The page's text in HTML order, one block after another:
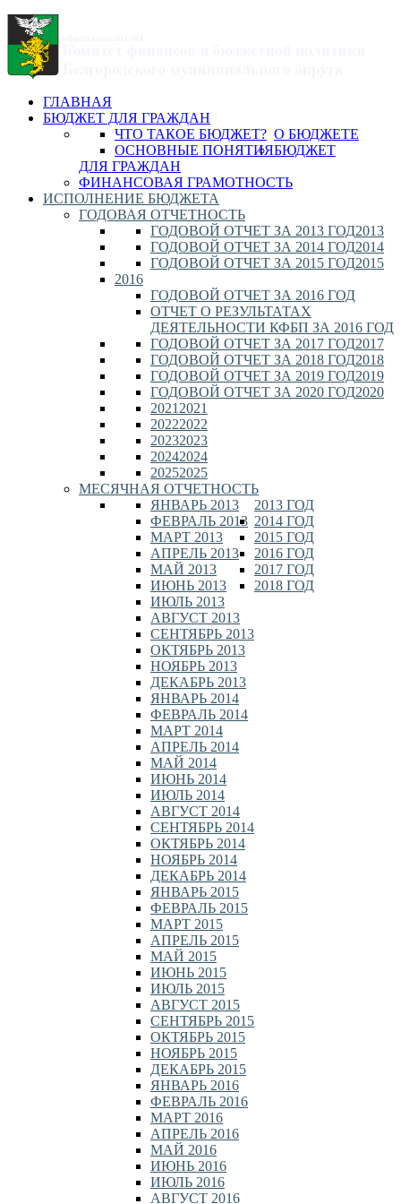
ГЛАВНАЯ
БЮДЖЕТ ДЛЯ ГРАЖДАН
О БЮДЖЕТЕ
ЧТО ТАКОЕ БЮДЖЕТ?
ОСНОВНЫЕ ПОНЯТИЯБЮДЖЕТ
ДЛЯ ГРАЖДАН
ФИНАНСОВАЯ ГРАМОТНОСТЬ
ИСПОЛНЕНИЕ БЮДЖЕТА
ГОДОВАЯ ОТЧЕТНОСТЬ
2013
ГОДОВОЙ ОТЧЕТ ЗА 2013 ГОД
2014
ГОДОВОЙ ОТЧЕТ ЗА 2014 ГОД
2015
ГОДОВОЙ ОТЧЕТ ЗА 2015 ГОД
2016
ГОДОВОЙ ОТЧЕТ ЗА 2016 ГОД
ОТЧЕТ О РЕЗУЛЬТАТАХ
ДЕЯТЕЛЬНОСТИ КФБП ЗА 2016 ГОД
2017
ГОДОВОЙ ОТЧЕТ ЗА 2017 ГОД
2018
ГОДОВОЙ ОТЧЕТ ЗА 2018 ГОД
2019
ГОДОВОЙ ОТЧЕТ ЗА 2019 ГОД
2020
ГОДОВОЙ ОТЧЕТ ЗА 2020 ГОД
2021
2021
2022
2022
2023
2023
2024
2024
2025
2025
МЕСЯЧНАЯ ОТЧЕТНОСТЬ
2013 ГОД
ЯНВАРЬ 2013
ФЕВРАЛЬ 2013
МАРТ 2013
АПРЕЛЬ 2013
МАЙ 2013
ИЮНЬ 2013
ИЮЛЬ 2013
АВГУСТ 2013
СЕНТЯБРЬ 2013
ОКТЯБРЬ 2013
НОЯБРЬ 2013
ДЕКАБРЬ 2013
2014 ГОД
ЯНВАРЬ 2014
ФЕВРАЛЬ 2014
МАРТ 2014
АПРЕЛЬ 2014
МАЙ 2014
ИЮНЬ 2014
ИЮЛЬ 2014
АВГУСТ 2014
СЕНТЯБРЬ 2014
ОКТЯБРЬ 2014
НОЯБРЬ 2014
ДЕКАБРЬ 2014
2015 ГОД
ЯНВАРЬ 2015
ФЕВРАЛЬ 2015
МАРТ 2015
АПРЕЛЬ 2015
МАЙ 2015
ИЮНЬ 2015
ИЮЛЬ 2015
АВГУСТ 2015
СЕНТЯБРЬ 2015
ОКТЯБРЬ 2015
НОЯБРЬ 2015
ДЕКАБРЬ 2015
2016 ГОД
ЯНВАРЬ 2016
ФЕВРАЛЬ 2016
МАРТ 2016
АПРЕЛЬ 2016
МАЙ 2016
ИЮНЬ 2016
ИЮЛЬ 2016
АВГУСТ 2016
2017 ГОД
2018 ГОД